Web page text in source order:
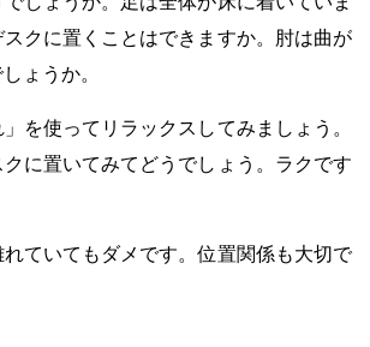
クに置くことはできますか。肘は曲が
ょうか。
を使ってリラックスしてみましょう。
に置いてみてどうでしょう。ラクです
ていてもダメです。位置関係も大切で